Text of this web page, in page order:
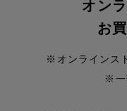
オン
お
※オンラインス
※一